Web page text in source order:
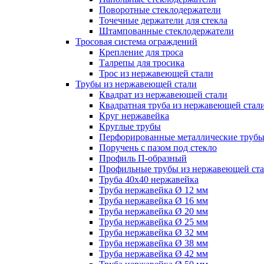
Поворотные стеклодержатели
Точечные держатели для стекла
Штампованные стеклодержатели
Тросовая система ограждений
Крепление для троса
Талрепы для тросика
Трос из нержавеющей стали
Трубы из нержавеющей стали
Квадрат из нержавеющей стали
Квадратная труба из нержавеющей
Круг нержавейка
Круглые трубы
Перфорированные металлические трубы
Поручень с пазом под стекло
Профиль П-образный
Профильные трубы из нержавеющей
Труба 40х40 нержавейка
Труба нержавейка Ø 12 мм
Труба нержавейка Ø 16 мм
Труба нержавейка Ø 20 мм
Труба нержавейка Ø 25 мм
Труба нержавейка Ø 32 мм
Труба нержавейка Ø 38 мм
Труба нержавейка Ø 42 мм